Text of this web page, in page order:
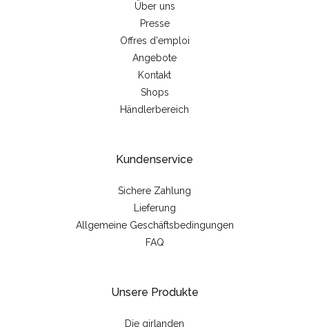
Über uns
Presse
Offres d'emploi
Angebote
Kontakt
Shops
Händlerbereich
Kundenservice
Sichere Zahlung
Lieferung
Allgemeine Geschäftsbedingungen
FAQ
Unsere Produkte
Die girlanden